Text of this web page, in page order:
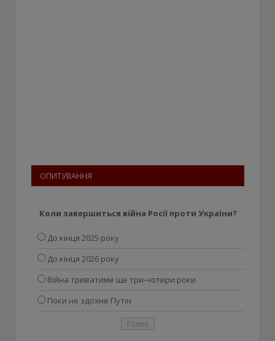
ОПИТУВАННЯ
Коли завершиться війна Росії проти України?
До кінця 2025 року
До кінця 2026 року
Війна триватиме ще три-чотири роки
Поки не здохне Путін